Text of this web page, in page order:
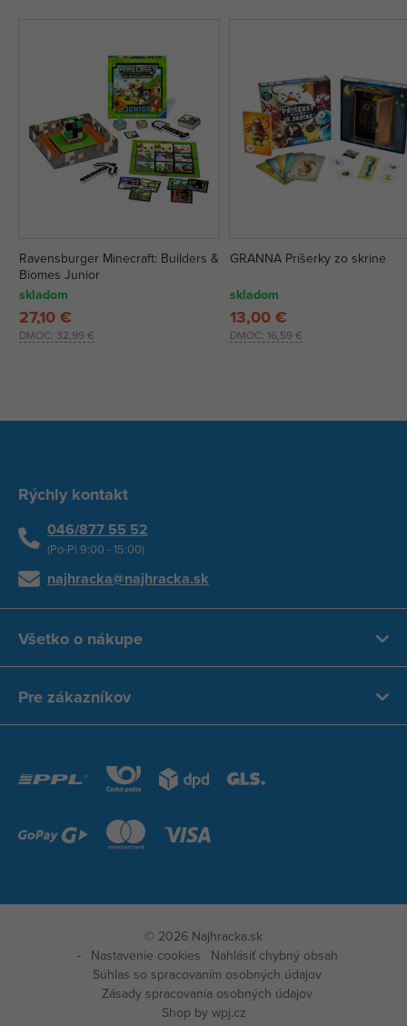
Ravensburger Minecraft: Builders &
Biomes Junior
skladom
DMOC: 32,99 €
27,10 €
GRANNA Príšerky zo skrine
skladom
DMOC: 16,59 €
13,00 €
Rýchly kontakt
046/877 55 52
(Po-Pi 9:00 - 15:00)
najhracka@najhracka.sk
Všetko o nákupe
Pre zákazníkov
© 2026 Najhracka.sk
Nastavenie cookies
Nahlásiť chybný obsah
Súhlas so spracovaním osobných údajov
Zásady spracovania osobných údajov
Shop by wpj.cz